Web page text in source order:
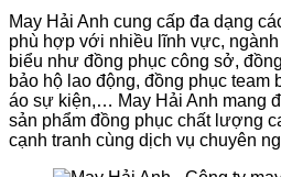
May Hải Anh cung cấp đa dạng
phù hợp với nhiều lĩnh vực,
biểu như đồng phục công sở,
bảo hộ lao động, đồng phục team
áo sự kiện,… May Hải Anh mang
sản phẩm đồng phục chất lượng
cạnh tranh cùng dịch vụ chuyên